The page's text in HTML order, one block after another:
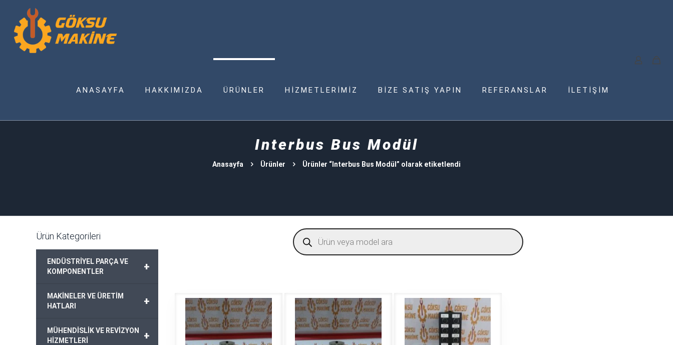
ANASAYFA HAKKIMIZDA ÜRÜNLER HİZMETLERİMİZ BİZE SATIŞ YAPIN REFERANSLAR İLETİŞİM
Interbus Bus Modül
Anasayfa Ürünler Ürünler “Interbus Bus Modül” olarak etiketlendi
Products
search
Ürün Kategorileri
+
ENDÜSTRİYEL PARÇA VE
KOMPONENTLER
+
MAKİNELER VE ÜRETİM
HATLARI
+
MÜHENDİSLİK VE REVİZYON
HİZMETLERİ